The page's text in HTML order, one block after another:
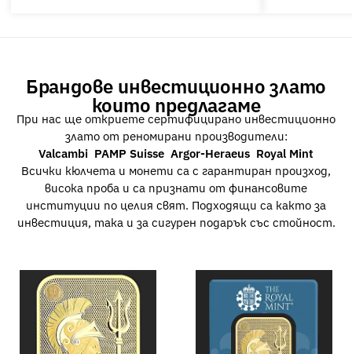
Брандове инвестиционно злато
които предлагаме
При нас ще откриете сертифицирано инвестиционно
злато от реномирани производители:
Valcambi PAMP Suisse Argor-Heraeus Royal Mint
Всички кюлчета и монети са с гарантиран произход,
висока проба и са признати от финансовите
институции по целия свят. Подходящи са както за
инвестиция, така и за сигурен подарък със стойност.